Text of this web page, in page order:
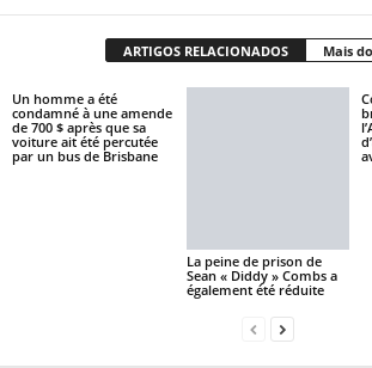
ARTIGOS RELACIONADOS Mais
Un homme a été
condamné à une amende
de 700 $ après que sa
voiture ait été percutée
par un bus de Brisbane
La peine de prison de
Sean « Diddy » Combs a
également été réduite